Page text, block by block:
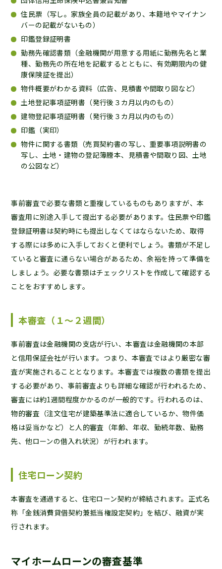
住民票（写し。家族全員の記載があり、本籍地やマイナン
バーの記載がないもの）
印鑑登録証明書
勤務先確認書類（金融機関が用意する用紙に勤務先名と業
種、勤務先の所在地を記載するとともに、有効期限内の健
康保険証を提出）
物件概要がわかる資料（広告、見積書や間取り図など）
土地登記事項証明書（発行後３カ月以内のもの）
建物登記事項証明書（発行後３カ月以内のもの）
印鑑（実印）
物件に関する書類（売買契約書の写し、重要事項説明書の
写し、土地・建物の登記簿謄本、見積書や間取り図、土地
の公図など）
事前審査で必要な書類と重複しているものもありますが、本
審査用に別途入手して提出する必要があります。住民票や印鑑
登録証明書は契約時にも提出しなくてはならないため、取得
する際には多めに入手しておくと便利でしょう。書類が不足し
ていると審査に通らない場合があるため、余裕を持って準備を
しましょう。必要な書類はチェックリストを作成して確認する
ことをおすすめします。
本審査（１〜２週間）
事前審査は金融機関の支店が行い、本審査は金融機関の本部
と信用保証会社が行います。つまり、本審査ではより厳密な審
査が実施されることとなります。本審査では複数の書類を提出
する必要があり、事前審査よりも詳細な確認が行われるため、
審査には約1週間程度かかるのが一般的です。行われるのは、
物的審査（注文住宅が建築基準法に適合しているか、物件価
格は妥当かなど）と人的審査（年齢、年収、勤続年数、勤務
先、他ローンの借入れ状況）が行われます。
住宅ローン契約
本審査を通過すると、住宅ローン契約が締結されます。正式名
称「金銭消費貸借契約兼抵当権設定契約」を結び、融資が実
行されます。
マイホームローンの審査基準